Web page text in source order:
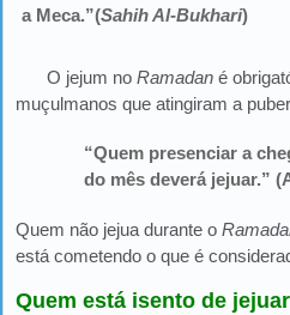
a Meca.”(Sahih Al-Bukhari)
O jejum noRamadan é
muçulmanos que atingiram a
“Quem presenciar a
do mês deverá jejuar.”
Quem não jejua durante o
está cometendo o que é
Quem está isento de